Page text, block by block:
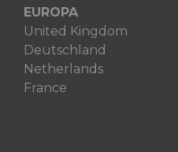
EUROPA
United Kingdom
Deutschland
Netherlands
France